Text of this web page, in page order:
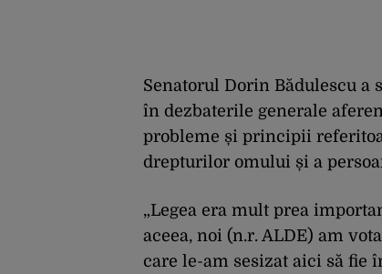
Senatorul Dorin Bădulescu a
în dezbaterile generale
probleme și principii
drepturilor omului și a
„Legea era mult prea
aceea, noi (n.r. ALDE) am
care le-am sesizat aici să fie